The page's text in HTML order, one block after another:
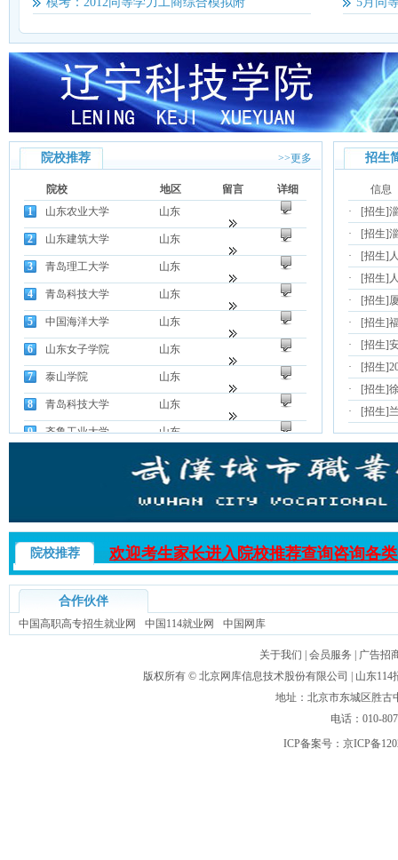
院校推荐 >>更多
院校 地区 留言
详细
1
山东农业大学 山东
2 山东建筑大学 山东
3 青岛理工大学 山东
4 青岛科技大学 山东
5 中国海洋大学 山东
6 山东女子学院 山东
7 泰山学院 山东
8 青岛科技大学 山东
9 齐鲁工业大学 山东
山东
招生
信息
·
[招生]
·
[招生]
·
[招生]
·
[招生]
·
[招生]
·
[招生]
·
[招生]
·
[招生]
·
[招生]
·
[招生]
院校推荐 欢迎考生家长进入院校推荐查询咨询各
合作伙伴
中国高职高专招生就业网 中国114就业网 中国网库
关于我们 会员服务
广告招
版权所有 © 北京网库信息技术股份有限公司
| 山东
地址：北京市东城区胜
电话：010-
ICP备案号： 京ICP备